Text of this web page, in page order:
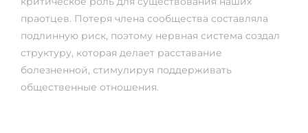
праотцев. Потеря члена сообщества составляла
подлинную риск, поэтому нервная система создал
структуру, которая делает расставание
болезненной, стимулируя поддерживать
общественные отношения.